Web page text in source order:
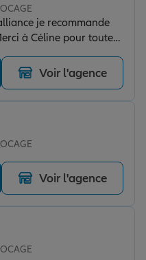
je recommande
à Céline pour toute
Voir l'agence
Voir l'agence